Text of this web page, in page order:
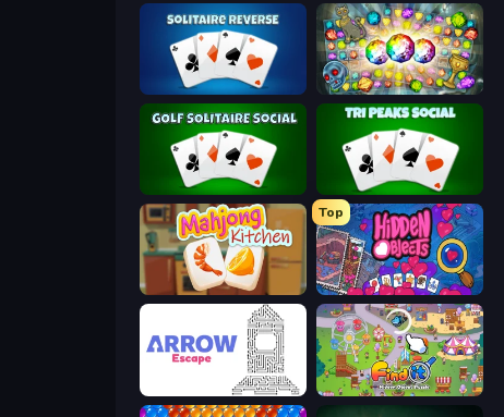
Solitaire Reverse Forgotten Treasure 2
Golf Solitaire Tri Peaks Social
Mahjong Kitchen
Top
Hidden Objects
Arrow Escape Find It: Hidden Object Puzzle